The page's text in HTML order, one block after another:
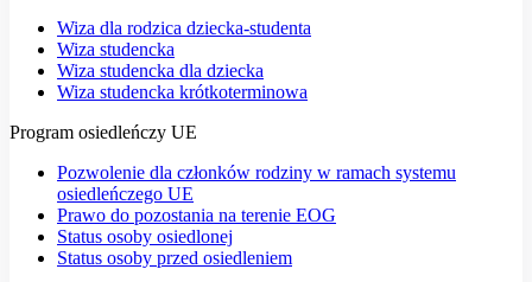
Wiza dla rodzica dziecka-studenta
Wiza studencka
Wiza studencka dla dziecka
Wiza studencka krótkoterminowa
Program osiedleńczy UE
Pozwolenie dla członków rodziny w ramach systemu
osiedleńczego UE
Prawo do pozostania na terenie EOG
Status osoby osiedlonej
Status osoby przed osiedleniem